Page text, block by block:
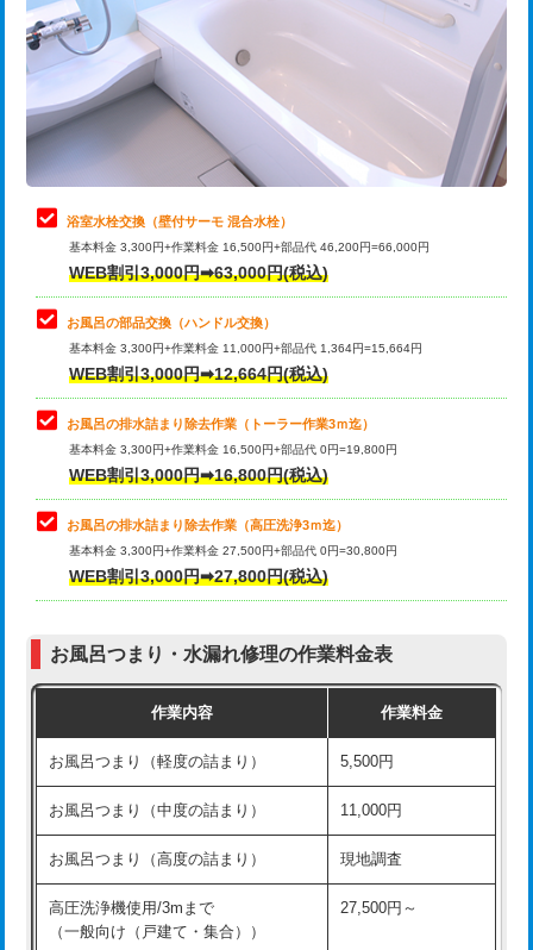
カメラ調査 33,000円
桝清掃 8,800円
止水・漏水調査・防水処理・清掃・修
理・調整・分解・加工など（軽作業）
止水・漏水調査・防水処理・清掃・修
理・調整・分解・加工など（中作業）
22,000円
止水・漏水調査・防水処理・清掃・修
理・調整・分解・加工など（重作業）
33,000円
トイレタンク脱着
トイレ便器脱着
タンクレストイレ脱着 33,000円
小便器トイレ脱着
その他部品の脱着 8,800円～
交換・取付（タンク）
交換・取付（普通便座） 11,000円+材料費
交換・取付（温水洗浄便座） 16,500円+材料費
交換・取付(単水栓（壁付・デッキ
式）)
13,200円+材料費
交換・取付(混合水栓（壁付・デッキ
式・ワンホール）)
16,500円+材料費
交換・取付(排水栓・排水トラップ
（P/S/ポップアップ））
22,000円+材料費
浴室水栓交換（壁付サーモ 混合水栓）
基本料金 3,300円+作業料金 16,500円+部品代 46,200円=66,000円
WEB割引3,000円➡63,000円(税込)
お風呂の部品交換（ハンドル交換）
基本料金 3,300円+作業料金 11,000円+部品代 1,364円=15,664円
WEB割引3,000円➡12,664円(税込)
お風呂の排水詰まり除去作業（トーラー作業3ｍ迄）
基本料金 3,300円+作業料金 16,500円+部品代 0円=19,800円
WEB割引3,000円➡16,800円(税込)
お風呂の排水詰まり除去作業（高圧洗浄3ｍ迄）
基本料金 3,300円+作業料金 27,500円+部品代 0円=30,800円
WEB割引3,000円➡27,800円(税込)
お風呂つまり・水漏れ修理の作業料金表
作業内容 作業料金
お風呂つまり（軽度の詰まり） 5,500円
お風呂つまり（中度の詰まり） 11,000円
お風呂つまり（高度の詰まり） 現地調査
高圧洗浄機使用/3mまで
（一般向け（戸建て・集合））
27,500円～